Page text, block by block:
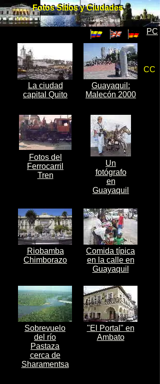
Fotos Sitios y Ciudades
Fotos Sitios y Ciudades
La ciudad
capital Quito
Guayaquil:
Malecón 2000
Comida típica
en la calle en
Guayaquil
Riobamba
Chimborazo
Un
fotógrafo
en
Guayaquil
Fotos del
Ferrocarril
Tren
Sobrevuelo
del río
Pastaza
cerca de
Sharamentsa
"El Portal" en
Ambato
PC
CC